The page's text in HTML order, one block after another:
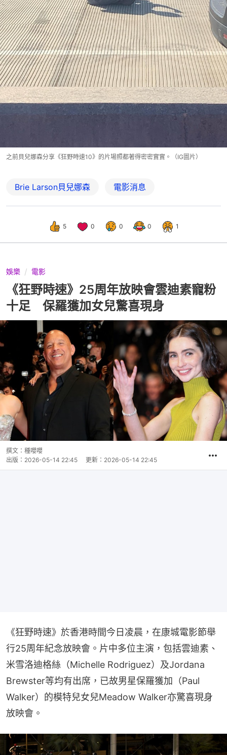
之前貝兒娜森分享《狂野時速10》的片場照都著得密密實實。（IG圖片）
Brie Larson貝兒娜森 電影消息
5 0 0 0 1
娛樂 電影
《狂野時速》25周年放映會雲迪素寵粉
十足 保羅獲加女兒驚喜現身
撰文： 種嚶嚶
出版： 2026-05-14 22:45 更新： 2026-05-14 22:45
《狂野時速》於香港時間今日凌晨，在康城電影節舉
行25周年紀念放映會。片中多位主演，包括雲迪素、
米雪洛迪格絲（Michelle Rodriguez）及Jordana
Brewster等均有出席，已故男星保羅獲加（Paul
Walker）的模特兒女兒Meadow Walker亦驚喜現身
放映會。